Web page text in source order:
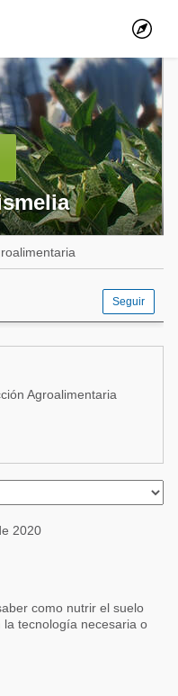
Seguir
Agroalimentaria
2020
como nutrir el suelo
tecnología necesaria o